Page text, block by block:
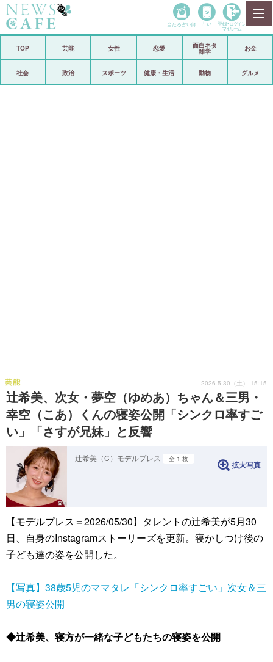
政治
当たる占い師 占い 登録• ログイン
マイルーム
TOP 芸能 女性 恋愛
面白ネタ
雑学
お金
社会 政治 スポーツ 健康・生活 動物 グルメ
辻希美、次女・夢空（ゆめあ）ちゃん＆三男・
幸空（こあ）くんの寝姿公開「シンクロ率すご
い」「さすが兄妹」と反響
芸能 2026.5.30（土） 15:15
辻希美（C）モデルプレス 全 1 枚
拡大写真
【モデルプレス＝2026/05/30】タレントの辻希美が5月30
日、自身のInstagramストーリーズを更新。寝かしつけ後の
子ども達の姿を公開した。
【写真】38歳5児のママタレ「シンクロ率すごい」次女＆三
男の寝姿公開
◆辻希美、寝方が一緒な子どもたちの寝姿を公開